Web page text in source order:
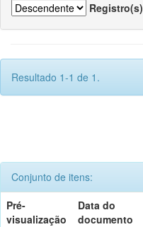
Registro(s)
Resultado 1-1 de 1.
Conjunto de itens:
Pré-
visualização
Data do
documento